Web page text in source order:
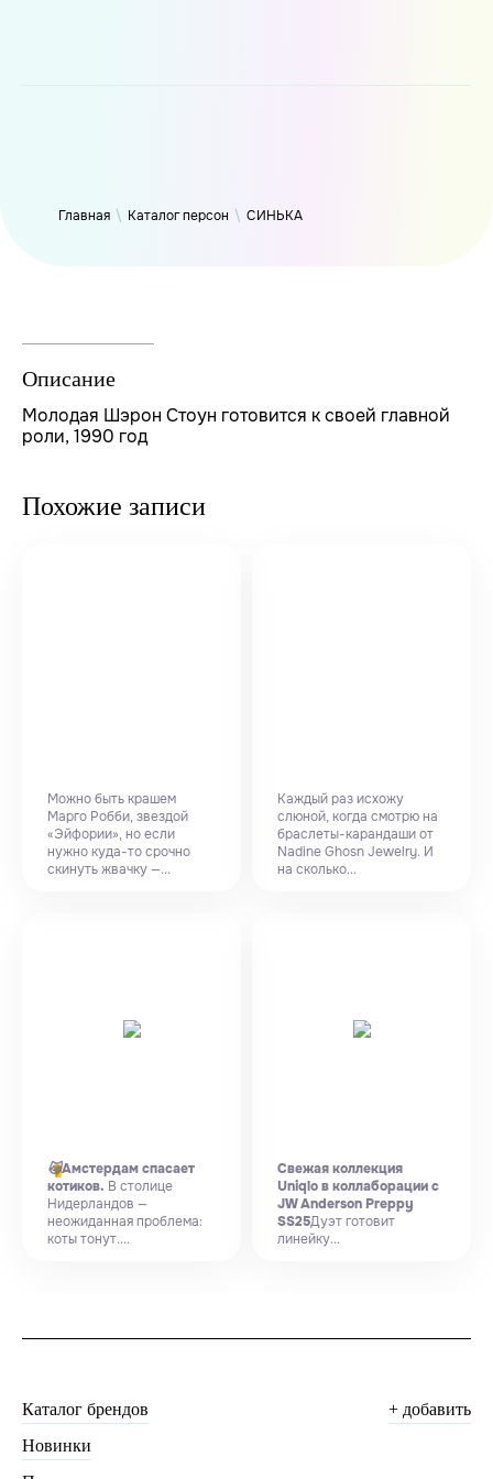
Главная \ Каталог персон \ СИНЬКА
Описание
Молодая Шэрон Стоун готовится к своей главной
роли, 1990 год
Похожие записи
Можно быть крашем
Марго Робби, звездой
«Эйфории», но если
нужно куда-то срочно
скинуть жвачку —...
Каждый раз исхожу
слюной, когда смотрю на
браслеты-карандаши от
Nadine Ghosn Jewelry. И
на сколько...
🐱Амстердам спасает
котиков. В столице
Нидерландов —
неожиданная проблема:
коты тонут....
Свежая коллекция
Uniqlo в коллаборации с
JW Anderson Preppy
SS25Дуэт готовит
линейку...
Каталог брендов
Новинки
+ добавить